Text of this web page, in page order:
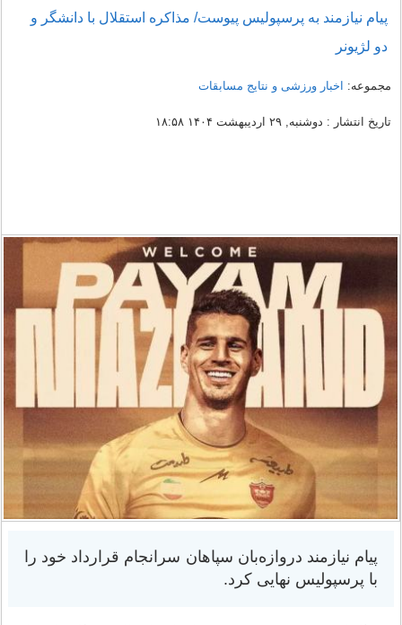
پیام نیازمند به پرسپوليس پیوست/ مذاکره استقلال با دانشگر و
دو لژیونر
مجموعه: اخبار ورزشی و نتایج مسابقات
تاریخ انتشار : دوشنبه, ۲۹ اردیبهشت ۱۴۰۴ ۱۸:۵۸
پیام نیازمند دروازه‌بان سپاهان سرانجام قرارداد خود را
با پرسپولیس نهایی کرد.